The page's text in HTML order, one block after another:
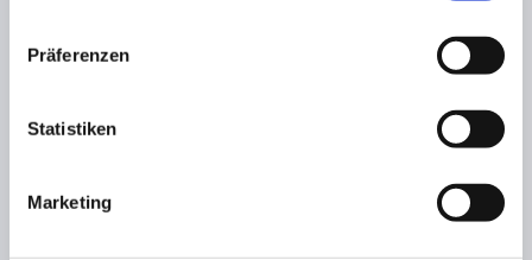
Präferenzen
Statistiken
Marketing